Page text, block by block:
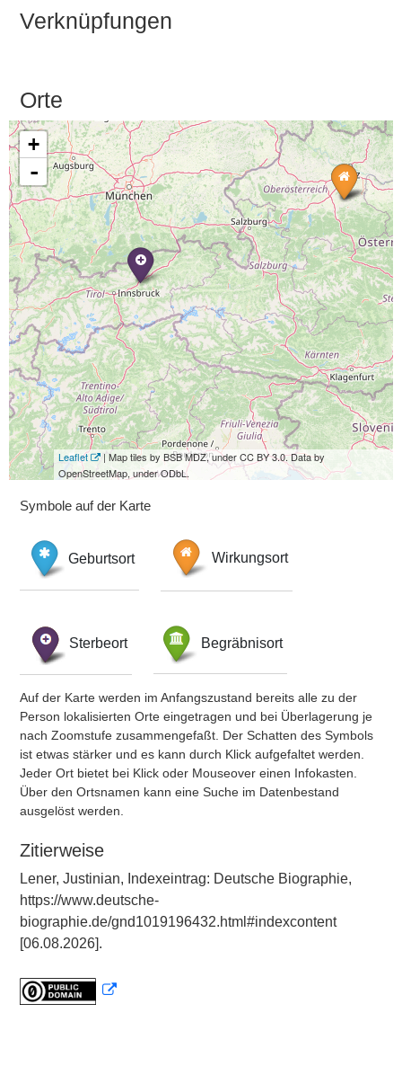
Verknüpfungen
Orte
+
-
Leaflet
| Map tiles by BSB MDZ, under CC BY 3.0. Data by
OpenStreetMap, under ODbL.
Symbole auf der Karte
Geburtsort Wirkungsort
Sterbeort Begräbnisort
Auf der Karte werden im Anfangszustand bereits alle zu der
Person lokalisierten Orte eingetragen und bei Überlagerung je
nach Zoomstufe zusammengefaßt. Der Schatten des Symbols
ist etwas stärker und es kann durch Klick aufgefaltet werden.
Jeder Ort bietet bei Klick oder Mouseover einen Infokasten.
Über den Ortsnamen kann eine Suche im Datenbestand
ausgelöst werden.
Zitierweise
Lener, Justinian, Indexeintrag: Deutsche Biographie,
https://www.deutsche-
biographie.de/gnd1019196432.html#indexcontent
[06.08.2026].